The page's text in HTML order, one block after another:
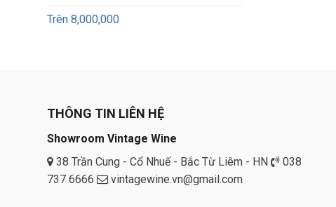
Trên 8,000,000
THÔNG TIN LIÊN HỆ
Showroom Vintage Wine
38 Trần Cung - Cổ Nhuế - Bắc Từ Liêm - HN
038
737 6666
vintagewine.vn@gmail.com